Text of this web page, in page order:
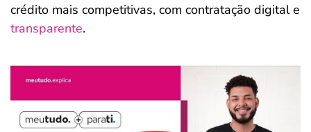
crédito mais competitivas, com contratação digital e
transparente.